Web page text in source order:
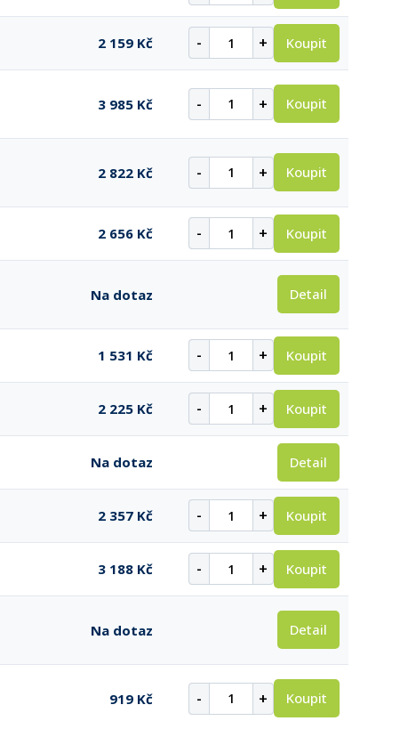
2 159 Kč - + Koupit
3 985 Kč - + Koupit
2 822 Kč - + Koupit
2 656 Kč - + Koupit
Na dotaz Detail
1 531 Kč - + Koupit
2 225 Kč - + Koupit
Na dotaz Detail
2 357 Kč - + Koupit
3 188 Kč - + Koupit
Na dotaz Detail
919 Kč - + Koupit